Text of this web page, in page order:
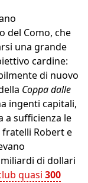
del Como, che
una grande
cardine:
di nuovo
Coppa dalle
ingenti capitali,
a sufficienza le
Robert e
di dollari
quasi 300